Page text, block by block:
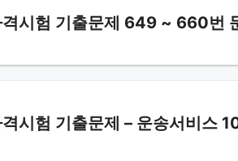
시험 기출문제 649 ~ 660번
시험 기출문제 – 운송서비스